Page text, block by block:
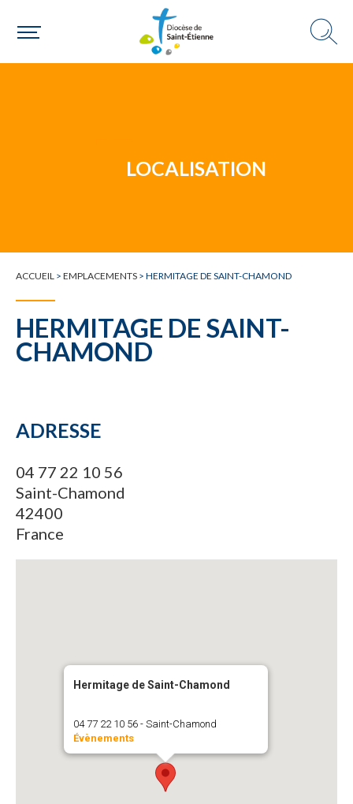
Un mouvement
LOCALISATION
ACCUEIL > EMPLACEMENTS > HERMITAGE DE SAINT-CHAMOND
HERMITAGE DE SAINT-
CHAMOND
ADRESSE
04 77 22 10 56
Saint-Chamond
42400
France
Hermitage de Saint-Chamond
04 77 22 10 56 - Saint-Chamond
Évènements